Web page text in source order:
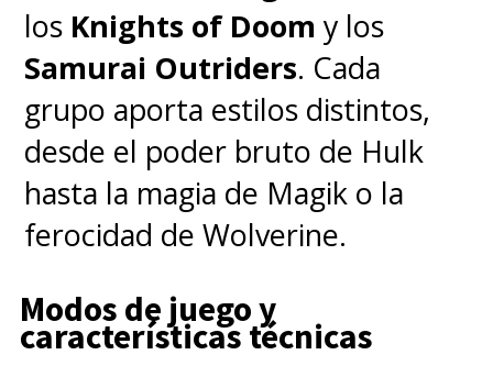
los Knights of Doom y los
Samurai Outriders. Cada
grupo aporta estilos distintos,
desde el poder bruto de Hulk
hasta la magia de Magik o la
ferocidad de Wolverine.
Modos de juego y
características técnicas